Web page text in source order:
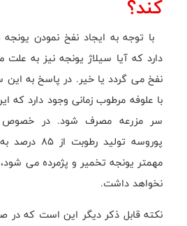
کند؟
با توجه به ایجاد نفخ نمودن
دارد که آیا سیلاژ یونجه نیز به
نفخ می گردد یا خیر. در پاسخ به
با علوفه مرطوب زمانی وجود دارد که
سر مزرعه مصرف شود. در خصوص
مهمتر یونجه تخمیر و پژمرده می شود،
نخواهد داشت.
نکته قابل ذکر دیگر این است که